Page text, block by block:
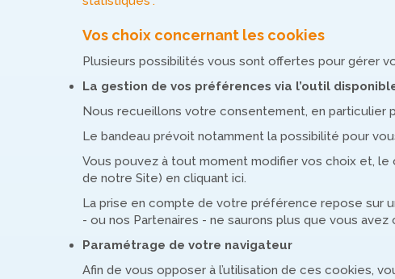
Vos choix concernant les cookies
Plusieurs possibilités vous sont offertes pour gérer
La gestion de vos préférences via l’outil
Nous recueillons votre consentement, en particulier
Le bandeau prévoit notamment la possibilité pour
Vous pouvez à tout moment modifier vos choix et, le
de notre Site) en cliquant ici.
La prise en compte de votre préférence repose sur
- ou nos Partenaires - ne saurons plus que vous
Paramétrage de votre navigateur
Afin de vous opposer à l’utilisation de ces cookies,